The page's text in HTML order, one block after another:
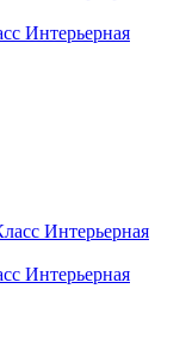
Интерьерная
Интерьерная